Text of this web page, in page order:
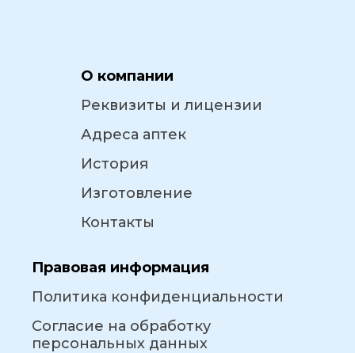
О компании
Реквизиты и лицензии
Адреса аптек
История
Изготовление
Контакты
Правовая информация
Политика конфиденциальности
Согласие на обработку
персональных данных